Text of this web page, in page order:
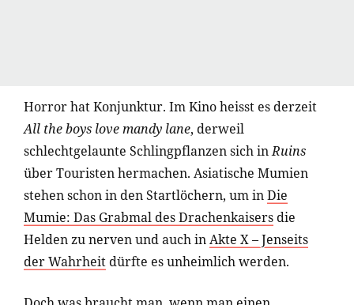
Horror hat Konjunktur. Im Kino heisst es derzeit
All the boys love mandy lane, derweil
schlechtgelaunte Schlingpflanzen sich inRuins
über Touristen hermachen. Asiatische Mumien
stehen schon in den Startlöchern, um inDie
Mumie: Das Grabmal des Drachenkaisers die
Helden zu nerven und auch inAkte X – Jenseits
der Wahrheit dürfte es unheimlich werden.